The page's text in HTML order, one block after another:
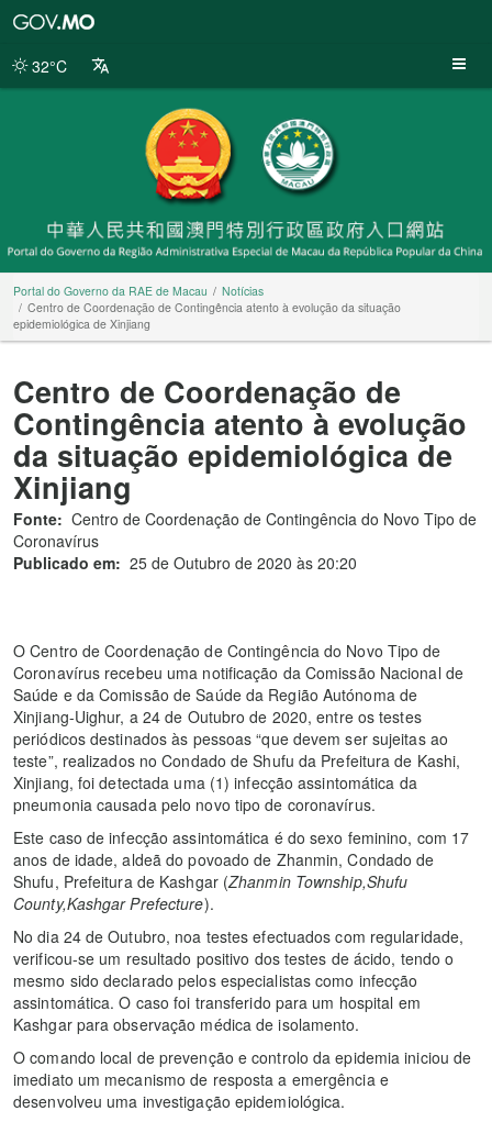
da
32°C
Portal do Governo da RAE de Macau
Notícias
Centro de Coordenação de Contingência atento à evolução da situação
epidemiológica de Xinjiang
Centro de Coordenação de
Contingência atento à evolução
da situação epidemiológica de
Xinjiang
Fonte: Centro de Coordenação de Contingência do Novo Tipo de
Coronavírus
Publicado em: 25 de Outubro de 2020 às 20:20
O Centro de Coordenação de Contingência do Novo Tipo de
Coronavírus recebeu uma notificação da Comissão Nacional de
Saúde e da Comissão de Saúde da Região Autónoma de
Xinjiang-Uighur, a 24 de Outubro de 2020, entre os testes
periódicos destinados às pessoas “que devem ser sujeitas ao
teste”, realizados no Condado de Shufu da Prefeitura de Kashi,
Xinjiang, foi detectada uma (1) infecção assintomática da
pneumonia causada pelo novo tipo de coronavírus.
Este caso de infecção assintomática é do sexo feminino, com 17
anos de idade, aldeã do povoado de Zhanmin, Condado de
Shufu, Prefeitura de Kashgar (Zhanmin Township,Shufu
County,Kashgar Prefecture).
No dia 24 de Outubro, noa testes efectuados com regularidade,
verificou-se um resultado positivo dos testes de ácido, tendo o
mesmo sido declarado pelos especialistas como infecção
assintomática. O caso foi transferido para um hospital em
Kashgar para observação médica de isolamento.
O comando local de prevenção e controlo da epidemia iniciou de
imediato um mecanismo de resposta a emergência e
desenvolveu uma investigação epidemiológica.